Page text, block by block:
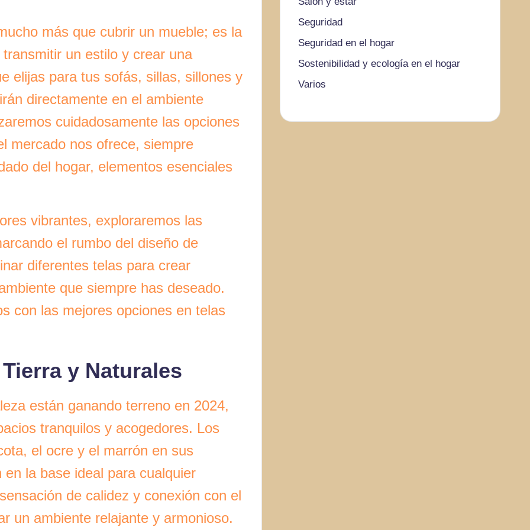
más que cubrir un mueble; es la
un estilo y crear una
elijas para tus sofás, sillas, sillones y
directamente en el ambiente
cuidadosamente las opciones
mercado nos ofrece, siempre
del hogar, elementos esenciales
vibrantes, exploraremos las
el rumbo del diseño de
diferentes telas para crear
que siempre has deseado.
con las mejores opciones en telas
y Naturales
están ganando terreno en 2024,
tranquilos y acogedores. Los
el ocre y el marrón en sus
la base ideal para cualquier
de calidez y conexión con el
un ambiente relajante y armonioso.
Seguridad
Seguridad en el hogar
Sostenibilidad y ecología en el hogar
Varios